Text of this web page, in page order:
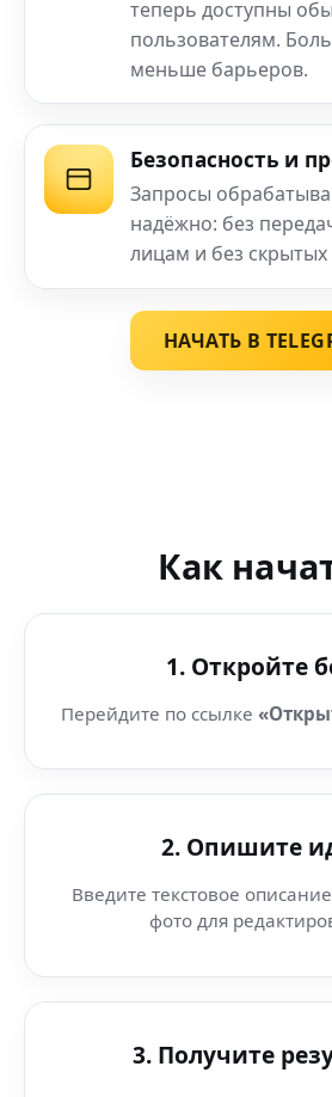
теперь доступны
пользователям.
меньше барьеров.
Безопасность и
Запросы
надёжно: без
лицам и без
НАЧАТЬ В
Как
1. Откройте
Перейдите по ссылке
2. Опишите
Введите текстовое
фото для
3. Получите